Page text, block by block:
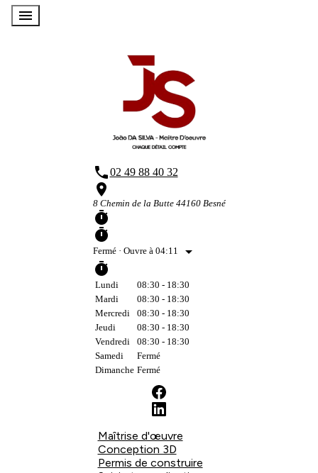
menu
phone02 49 88 40 32
place
8 Chemin de la Butte 44160 Besné
timer
timer
Fermé· Ouvre à 04:11
arrow_drop_down
timer
Lundi
08:30 - 18:30
Mardi
08:30 - 18:30
Mercredi
08:30 - 18:30
Jeudi
08:30 - 18:30
Vendredi
08:30 - 18:30
Samedi
Fermé
Dimanche Fermé
Maîtrise d'œuvre
Conception 3D
Permis de construire